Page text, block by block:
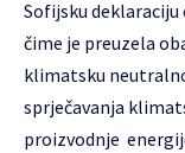
Sofijsku deklaraciju
čime je preuzela
klimatsku
sprječavanja
proizvodnje